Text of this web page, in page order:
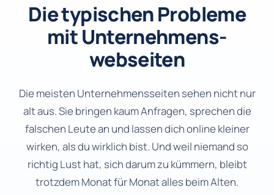
Die typischen Probleme
mit Unternehmens­
webseiten
Die meisten Unternehmensseiten sehen nicht nur
alt aus. Sie bringen kaum Anfragen, sprechen die
falschen Leute an und lassen dich online kleiner
wirken, als du wirklich bist. Und weil niemand so
richtig Lust hat, sich darum zu kümmern, bleibt
trotzdem Monat für Monat alles beim Alten.